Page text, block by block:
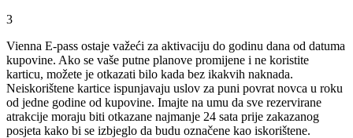
3
Vienna E-pass ostaje važeći za aktivaciju do godinu dana od datuma
kupovine. Ako se vaše putne planove promijene i ne koristite
karticu, možete je otkazati bilo kada bez ikakvih naknada.
Neiskorištene kartice ispunjavaju uslov za puni povrat novca u roku
od jedne godine od kupovine. Imajte na umu da sve rezervirane
atrakcije moraju biti otkazane najmanje 24 sata prije zakazanog
posjeta kako bi se izbjeglo da budu označene kao iskorištene.